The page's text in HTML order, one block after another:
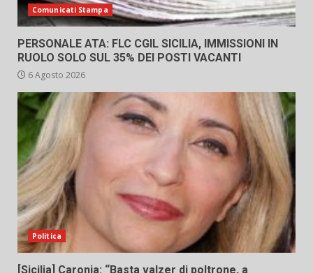
Comunicati Stampa
PERSONALE ATA: FLC CGIL SICILIA, IMMISSIONI IN
RUOLO SOLO SUL 35% DEI POSTI VACANTI
6 Agosto 2026
Politica
[Sicilia] Caronia: “Basta valzer di poltrone, a